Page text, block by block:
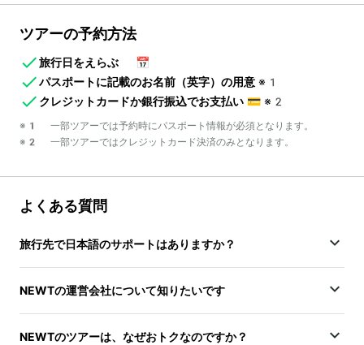
ツアーの予約方法
旅行日をえらぶ
📅
パスポートに記載のお名前（英字）の用意 ※1
クレジットカードか銀行振込でお支払い 💳 ※2
※1 一部ツアーでは予約時にパスポート情報が必須となります。
※2 一部ツアーではクレジットカード決済のみとなります。
よくある質問
旅行先で日本語のサポートはありますか？
NEWTの運営会社について知りたいです
NEWTのツアーは、なぜおトクなのですか？